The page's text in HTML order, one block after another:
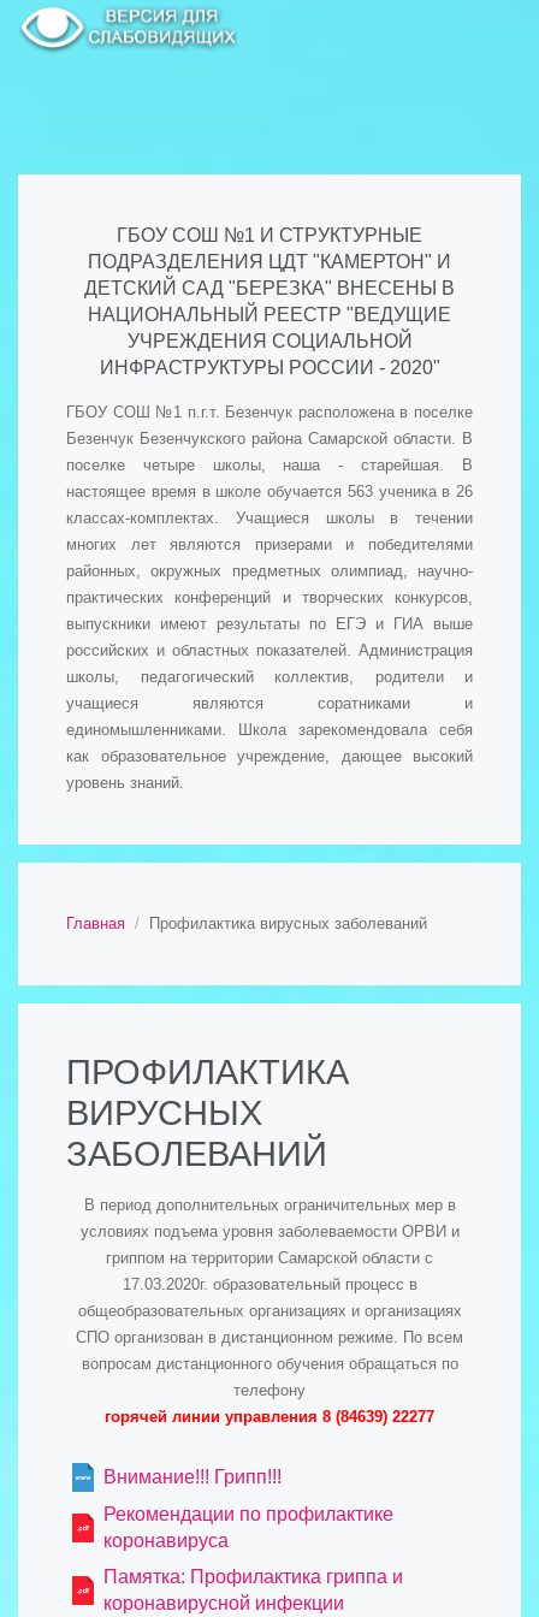
ГБОУ СОШ №1 И СТРУКТУРНЫЕ
ПОДРАЗДЕЛЕНИЯ ЦДТ "КАМЕРТОН" И
ДЕТСКИЙ САД "БЕРЕЗКА" ВНЕСЕНЫ В
НАЦИОНАЛЬНЫЙ РЕЕСТР "ВЕДУЩИЕ
УЧРЕЖДЕНИЯ СОЦИАЛЬНОЙ
ИНФРАСТРУКТУРЫ РОССИИ - 2020"
ГБОУ СОШ №1 п.г.т. Безенчук расположена в поселке
Безенчук Безенчукского района Самарской области. В
поселке четыре школы, наша - старейшая. В
настоящее время в школе обучается 563 ученика в 26
классах-комплектах. Учащиеся школы в течении
многих лет являются призерами и победителями
районных, окружных предметных олимпиад, научно-
практических конференций и творческих конкурсов,
выпускники имеют результаты по ЕГЭ и ГИА выше
российских и областных показателей. Администрация
школы, педагогический коллектив, родители и
учащиеся являются соратниками и
единомышленниками. Школа зарекомендовала себя
как образовательное учреждение, дающее высокий
уровень знаний.
Главная Профилактика вирусных заболеваний
ПРОФИЛАКТИКА
ВИРУСНЫХ
ЗАБОЛЕВАНИЙ
В период дополнительных ограничительных мер в
условиях подъема уровня заболеваемости ОРВИ и
гриппом на территории Самарской области с
17.03.2020г. образовательный процесс в
общеобразовательных организациях и организациях
СПО организован в дистанционном режиме. По всем
вопросам дистанционного обучения обращаться по
телефону
горячей линии управления 8 (84639) 22277
Внимание!!! Грипп!!!
Рекомендации по профилактике
коронавируса
Памятка: Профилактика гриппа и
коронавирусной инфекции